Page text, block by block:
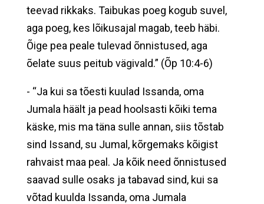
teevad rikkaks. Taibukas poeg kogub suvel,
aga poeg, kes lõikusajal magab, teeb häbi.
Õige pea peale tulevad õnnistused, aga
õelate suus peitub vägivald.” (Õp 10:4-6)
- “Ja kui sa tõesti kuulad Issanda, oma
Jumala häält ja pead hoolsasti kõiki tema
käske, mis ma täna sulle annan, siis tõstab
sind Issand, su Jumal, kõrgemaks kõigist
rahvaist maa peal. Ja kõik need õnnistused
saavad sulle osaks ja tabavad sind, kui sa
võtad kuulda Issanda, oma Jumala